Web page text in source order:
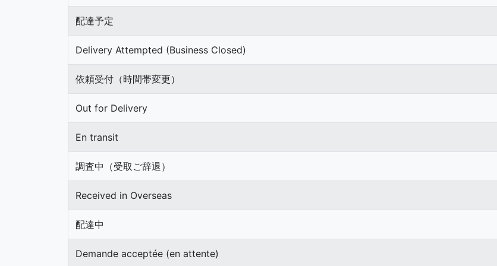
配達予定
Delivery Attempted (Business Closed)
依頼受付（時間帯変更）
Out for Delivery
En transit
調査中（受取ご辞退）
Received in Overseas
配達中
Demande acceptée (en attente)